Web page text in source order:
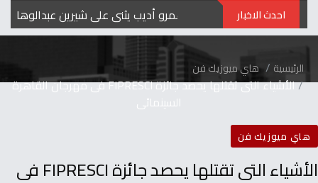
عمرو أديب يثني على شيرين عبدالوهاب احدث الاخبار
الرئيسية هاي ميوزيك فن
‬السينمائى
هاي ميوزيك فن